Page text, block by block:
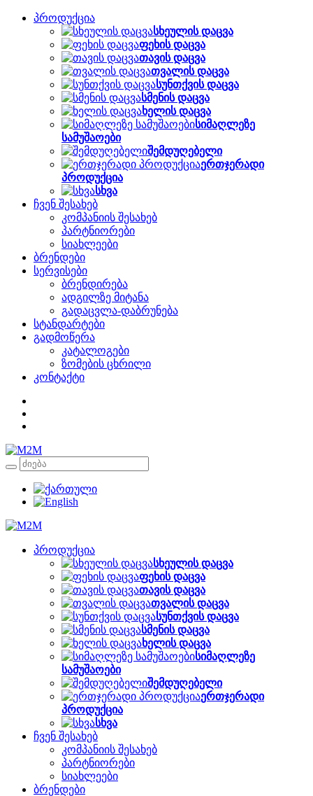
პროდუქცია
სხეულის დაცვა
ფეხის დაცვა
თავის დაცვა
თვალის დაცვა
სუნთქვის დაცვა
სმენის დაცვა
ხელის დაცვა
სიმაღლეზე
სამუშაოები
შემდუღებელი
ერთჯერადი
პროდუქცია
სხვა
ჩვენ შესახებ
კომპანიის შესახებ
პარტნიორები
სიახლეები
ბრენდები
სერვისები
ბრენდირება
ადგილზე მიტანა
გადაცვლა-დაბრუნება
სტანდარტები
გადმოწერა
კატალოგები
ზომების ცხრილი
კონტაქტი
პროდუქცია
სხეულის დაცვა
ფეხის დაცვა
თავის დაცვა
თვალის დაცვა
სუნთქვის დაცვა
სმენის დაცვა
ხელის დაცვა
სიმაღლეზე
სამუშაოები
შემდუღებელი
ერთჯერადი
პროდუქცია
სხვა
ჩვენ შესახებ
კომპანიის შესახებ
პარტნიორები
სიახლეები
ბრენდები